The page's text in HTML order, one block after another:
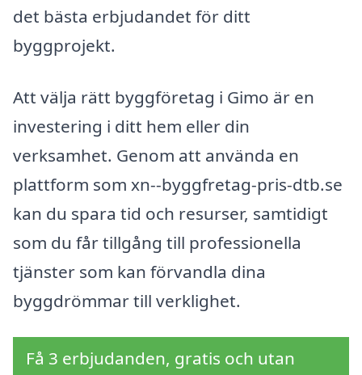
det bästa erbjudandet för ditt
byggprojekt.
Att välja rätt byggföretag i Gimo är en
investering i ditt hem eller din
verksamhet. Genom att använda en
plattform som xn--byggfretag-pris-dtb.se
kan du spara tid och resurser, samtidigt
som du får tillgång till professionella
tjänster som kan förvandla dina
byggdrömmar till verklighet.
Få 3 erbjudanden, gratis och utan